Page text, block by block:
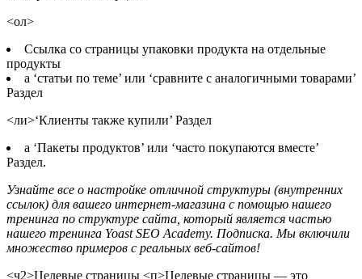
<ол>
Ссылка со страницы упаковки продукта на отдельные
продукты
a ‘статьи по теме’ или ‘сравните с аналогичными товарами’
Раздел
<ли>‘Клиенты также купили’ Раздел
a ‘Пакеты продуктов’ или ‘часто покупаются вместе’
Раздел.
Узнайте все о настройке отличной структуры (внутренних
ссылок) для вашего интернет-магазина с помощью нашего
тренинга по структуре сайта, который является частью
нашего тренинга Yoast SEO Academy. Подписка. Мы включили
множество примеров с реальных веб-сайтов!
<ч2>Целевые страницы <п>Целевые страницы — это